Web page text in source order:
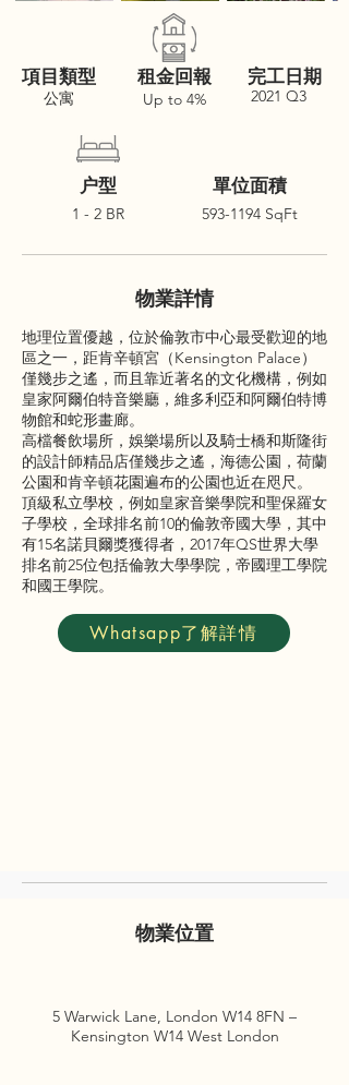
項目類型
公寓
租金回報
Up to 4%
完工日期
2021 Q3
户型
1 - 2 BR
單位面積
593-1194SqFt
物業詳情
地理位置優越，位於倫敦市中心最受歡迎的地
區之一，距肯辛頓宮（Kensington Palace）
僅幾步之遙，而且靠近著名的文化機構，例如
皇家阿爾伯特音樂廳，維多利亞和阿爾伯特博
物館和蛇形畫廊。
高檔餐飲場所，娛樂場所以及騎士橋和斯隆街
的設計師精品店僅幾步之遙，海德公園，荷蘭
公園和肯辛頓花園遍布的公園也近在咫尺。
頂級私立學校，例如皇家音樂學院和聖保羅女
子學校，全球排名前10的倫敦帝國大學，其中
有15名諾貝爾獎獲得者，2017年QS世界大學
排名前25位包括倫敦大學學院，帝國理工學院
和國王學院。
Whatsapp了解詳情
物業位置
5 Warwick Lane, London W14 8FN –
Kensington W14 West London